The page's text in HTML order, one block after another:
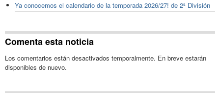
Ya conocemos el calendario de la temporada 2026/27! de 2ª División
Comenta esta noticia
Los comentarios están desactivados temporalmente. En breve estarán
disponibles de nuevo.